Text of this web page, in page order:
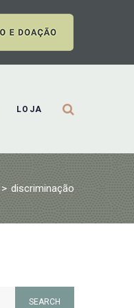
LOJA
> discriminação
SEARCH